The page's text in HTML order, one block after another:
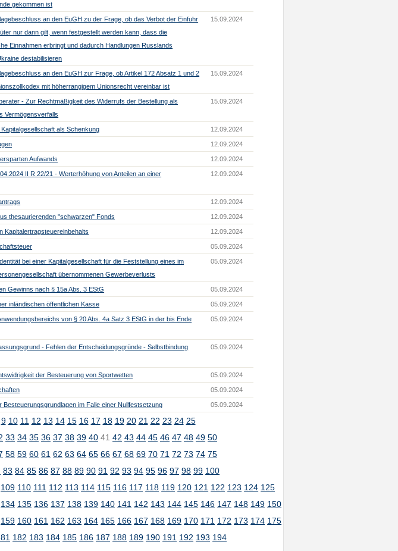
gekommen ist
an den EuGH zu der Frage, ob das Verbot der Einfuhr
nur dann gilt, wenn festgestellt werden kann, dass die
Einnahmen erbringt und dadurch Handlungen Russlands
destabilisieren
15.09.2024
an den EuGH zur Frage, ob Artikel 172 Absatz 1 und 2
mit höherrangigem Unionsrecht vereinbar ist
15.09.2024
- Zur Rechtmäßigkeit des Widerrufs der Bestellung als
Vermögensverfalls
15.09.2024
als Schenkung 12.09.2024
12.09.2024
Aufwands 12.09.2024
II R 22/21 - Werterhöhung von Anteilen an einer
12.09.2024
12.09.2024
thesaurierenden "schwarzen" Fonds 12.09.2024
Kapitalertragsteuereinbehalts 12.09.2024
05.09.2024
bei einer Kapitalgesellschaft für die Feststellung eines im
übernommenen Gewerbeverlusts
05.09.2024
Gewinns nach § 15a Abs. 3 EStG 05.09.2024
inländischen öffentlichen Kasse 05.09.2024
von § 20 Abs. 4a Satz 3 EStG in der bis Ende
05.09.2024
- Fehlen der Entscheidungsgründe - Selbstbindung
05.09.2024
der Besteuerung von Sportwetten 05.09.2024
05.09.2024
im Falle einer Nullfestsetzung 05.09.2024
9 10 11 12 13 14 15 16 17 18 19 20 21 22 23 24 25
33 34 35 36 37 38 39 40 4142 43 44 45 46 47 48 49 50
58 59 60 61 62 63 64 65 66 67 68 69 70 71 72 73 74 75
83 84 85 86 87 88 89 90 91 92 93 94 95 96 97 98 99 100
109 110 111 112 113 114 115 116 117 118 119 120 121 122 123 124 125
134 135 136 137 138 139 140 141 142 143 144 145 146 147 148 149 150
159 160 161 162 163 164 165 166 167 168 169 170 171 172 173 174 175
182 183 184 185 186 187 188 189 190 191 192 193 194